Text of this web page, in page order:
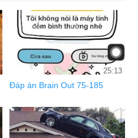
25:13
Đáp án Brain Out 75-185